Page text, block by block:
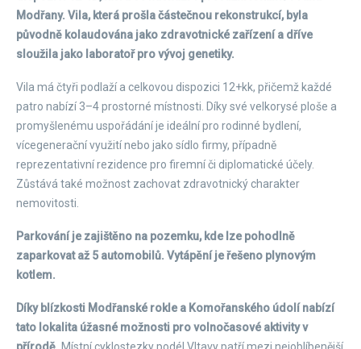
Modřany. Vila, která prošla částečnou rekonstrukcí, byla
původně kolaudována jako zdravotnické zařízení a dříve
sloužila jako laboratoř pro vývoj genetiky.
Vila má čtyři podlaží a celkovou dispozici 12+kk, přičemž každé
patro nabízí 3–4 prostorné místnosti. Díky své velkorysé ploše a
promyšlenému uspořádání je ideální pro rodinné bydlení,
vícegenerační využití nebo jako sídlo firmy, případně
reprezentativní rezidence pro firemní či diplomatické účely.
Zůstává také možnost zachovat zdravotnický charakter
nemovitosti.
Parkování je zajištěno na pozemku, kde lze pohodlně
zaparkovat až 5 automobilů. Vytápění je řešeno plynovým
kotlem.
Díky blízkosti Modřanské rokle a Komořanského údolí nabízí
tato lokalita úžasné možnosti pro volnočasové aktivity v